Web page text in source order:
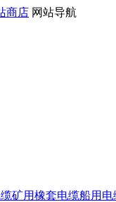
商店 网站导航
矿用橡套电缆船用电